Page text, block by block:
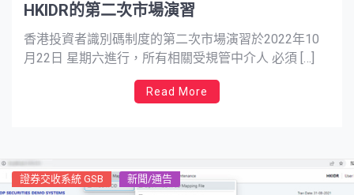
HKIDR的第二次市場演習
香港投資者識別碼制度的第二次市場演習於2022年10
月22日 星期六進行，所有相關受規管中介人 必須 […]
Read More
證券交收系統 GSB 新聞/通告